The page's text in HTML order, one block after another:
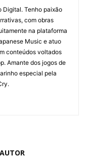
Digital. Tenho paixão
com obras
na plataforma
Music e atuo
conteúdos voltados
Amante dos jogos de
especial pela